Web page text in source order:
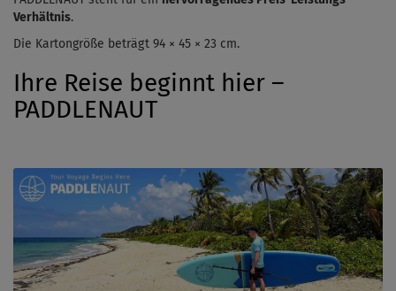
Verhältnis.
Die Kartongröße beträgt 94 × 45 × 23 cm.
Ihre Reise beginnt hier –
PADDLENAUT